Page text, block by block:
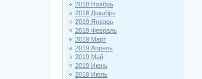
2018 Ноябрь
2018 Декабрь
2019 Январь
2019 Февраль
2019 Март
2019 Апрель
2019 Май
2019 Июнь
2019 Июль